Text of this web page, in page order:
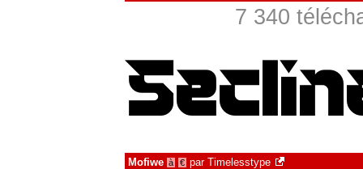
7 340
Mofiwe à € par Timelesstype